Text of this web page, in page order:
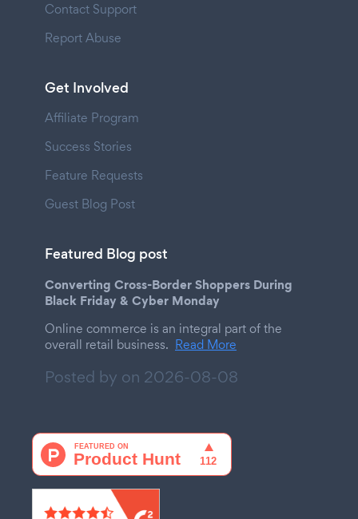
Contact Support
Report Abuse
Get Involved
Affiliate Program
Success Stories
Feature Requests
Guest Blog Post
Featured Blog post
Converting Cross-Border Shoppers During
Black Friday & Cyber Monday
Online commerce is an integral part of the
overall retail business. Read More
Posted by on 2026-08-08